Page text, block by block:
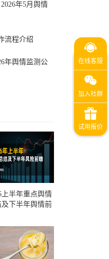
年5月舆情
流程介绍
年舆情监测公
上半年重点舆情
及下半年舆情前